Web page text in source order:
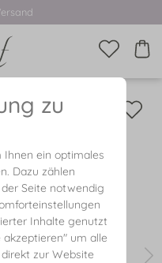
zu
Ihnen ein optimales
Dazu zählen
Seite notwendig
Inhalte genutzt
akzeptieren" um alle
zur Website